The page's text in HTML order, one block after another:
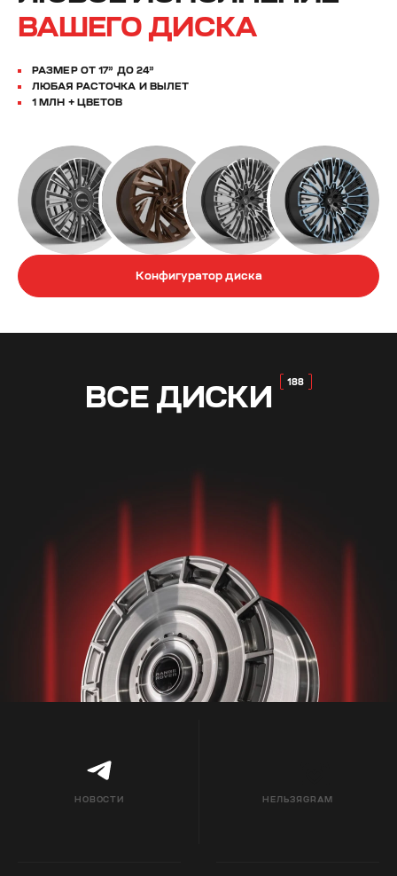
ВАШЕГО ДИСКА
РАЗМЕР ОТ 17” ДО 24”
ЛЮБАЯ РАСТОЧКА И ВЫЛЕТ
1 МЛН + ЦВЕТОВ
Конфигуратор диска
ВСЕ ДИСКИ
НОВОСТИ НЕЛЬЗЯGRAM